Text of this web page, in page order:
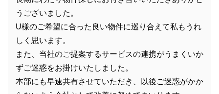
うございました。
U様のご希望に合った良い物件に巡り合えて私もうれ
しく思います。
また、当社のご提案するサービスの連携がうまくいか
ずご迷惑をお掛けいたしました。
本部にも早速共有させていただき、以後ご迷惑がかか